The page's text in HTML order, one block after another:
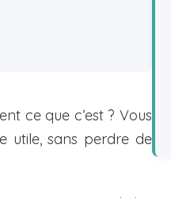
ce que c’est ? Vous
utile, sans perdre de